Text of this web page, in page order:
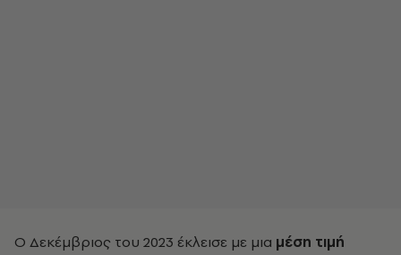
Ο Δεκέμβριος του 2023 έκλεισε με μια μέση τιμή